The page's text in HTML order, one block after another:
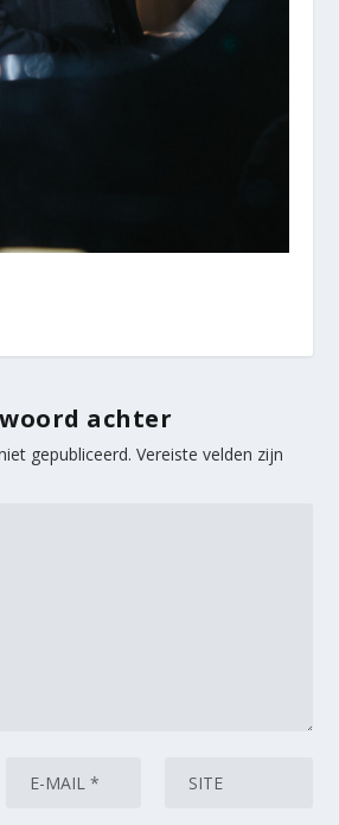
achter
gepubliceerd. Vereiste velden zijn